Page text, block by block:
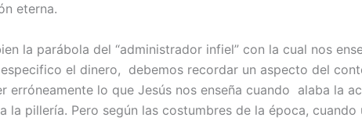
eterna.
la parábola del “administrador infiel” con la cual nos
el dinero, debemos recordar un aspecto del
erróneamente lo que Jesús nos enseña cuando alaba la
la pillería. Pero según las costumbres de la época,